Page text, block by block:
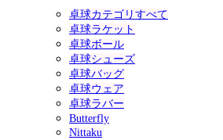
卓球カテゴリすべて
卓球ラケット
卓球ボール
卓球シューズ
卓球バッグ
卓球ウェア
卓球ラバー
Butterfly
Nittaku